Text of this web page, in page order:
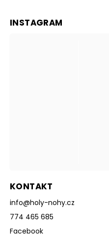
KONTAKT
info@holy-nohy.cz
774 465 685
Facebook
INSTAGRAM